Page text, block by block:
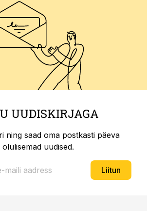
UUDISKIRJAGA
ning saad oma postkasti päeva
olulisemad uudised.
Liitun